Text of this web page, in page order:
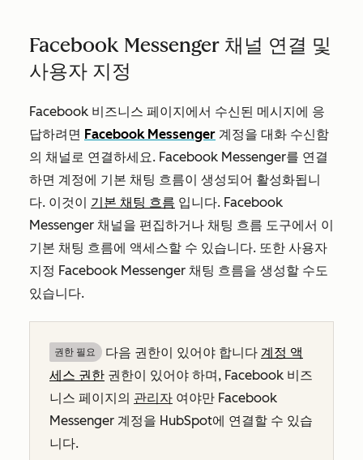
Facebook Messenger 채널 연결 및
사용자 지정
Facebook 비즈니스 페이지에서 수신된 메시지에 응
답하려면 Facebook Messenger 계정을 대화 수신함
의 채널로 연결하세요. Facebook Messenger를 연결
하면 계정에 기본 채팅 흐름이 생성되어 활성화됩니
다. 이것이 기본 채팅 흐름 입니다. Facebook
Messenger 채널을 편집하거나 채팅 흐름 도구에서 이
기본 채팅 흐름에 액세스할 수 있습니다. 또한 사용자
지정 Facebook Messenger 채팅 흐름을 생성할 수도
있습니다.
권한 필요 다음 권한이 있어야 합니다 계정 액
세스 권한 권한이 있어야 하며, Facebook 비즈
니스 페이지의 관리자 여야만 Facebook
Messenger 계정을 HubSpot에 연결할 수 있습
니다.